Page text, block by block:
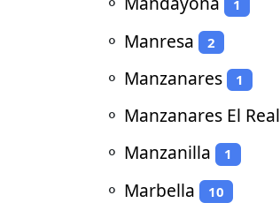
1
⚬ Manresa 2
⚬ Manzanares 1
⚬ Manzanares El Real
⚬ Manzanilla 1
⚬ Marbella 10